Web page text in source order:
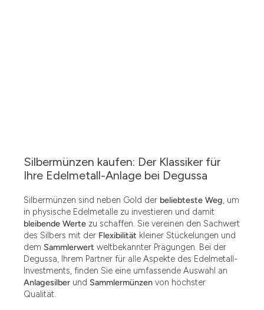
Silbermünzen kaufen: Der Klassiker für
Ihre Edelmetall-Anlage bei Degussa
Silbermünzen sind neben Gold der beliebteste Weg, um
in physische Edelmetalle zu investieren und damit
bleibende Werte zu schaffen. Sie vereinen den Sachwert
des Silbers mit der Flexibilität kleiner Stückelungen und
dem Sammlerwert weltbekannter Prägungen. Bei der
Degussa, Ihrem Partner für alle Aspekte des Edelmetall-
Investments, finden Sie eine umfassende Auswahl an
Anlagesilber und Sammlermünzen von höchster
Qualität.